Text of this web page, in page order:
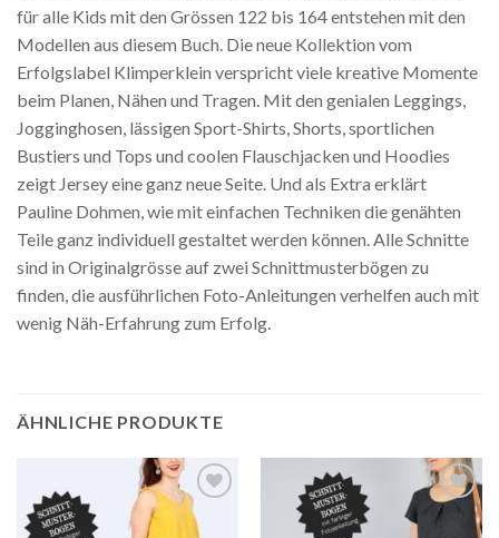
für alle Kids mit den Grössen 122 bis 164 entstehen mit den
Modellen aus diesem Buch. Die neue Kollektion vom
Erfolgslabel Klimperklein verspricht viele kreative Momente
beim Planen, Nähen und Tragen. Mit den genialen Leggings,
Jogginghosen, lässigen Sport-Shirts, Shorts, sportlichen
Bustiers und Tops und coolen Flauschjacken und Hoodies
zeigt Jersey eine ganz neue Seite. Und als Extra erklärt
Pauline Dohmen, wie mit einfachen Techniken die genähten
Teile ganz individuell gestaltet werden können. Alle Schnitte
sind in Originalgrösse auf zwei Schnittmusterbögen zu
finden, die ausführlichen Foto-Anleitungen verhelfen auch mit
wenig Näh-Erfahrung zum Erfolg.
ÄHNLICHE PRODUKTE
Auf die
Wunschliste
Auf die
Wunschliste